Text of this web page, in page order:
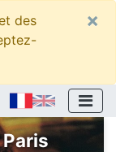
des
×
Paris